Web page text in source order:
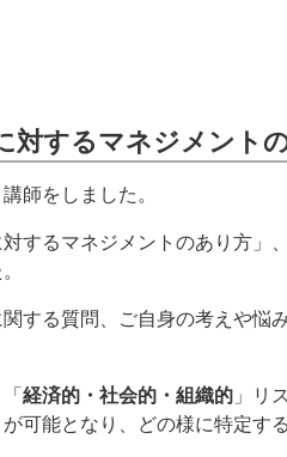
対するマネジメント
師をしました。
するマネジメントのあり方」
する質問、ご自身の考えや悩
経済的・社会的・組織的 」リ
可能となり、どの様に特定す